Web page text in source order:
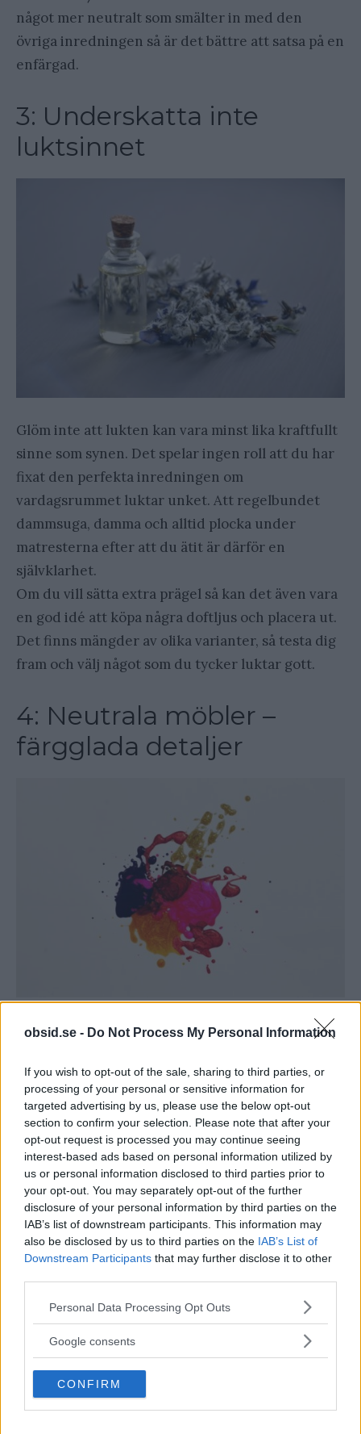
obsid.se - Do Not Process My Personal Information
If you wish to opt-out of the sale, sharing to third parties, or
processing of your personal or sensitive information for
targeted advertising by us, please use the below opt-out
section to confirm your selection. Please note that after your
opt-out request is processed you may continue seeing
interest-based ads based on personal information utilized by
us or personal information disclosed to third parties prior to
your opt-out. You may separately opt-out of the further
disclosure of your personal information by third parties on the
IAB’s list of downstream participants. This information may
also be disclosed by us to third parties on the IAB’s List of
Downstream Participants that may further disclose it to other
Please note that this website/app uses one or more Google
not limited to your visit or usage behaviour. You may click to
use your data for below specified purposes in below Google
consent section.
Personal Data Processing Opt Outs
Google consents
CONFIRM
något mer neutralt som smälter in med den
övriga inredningen så är det bättre att satsa på en
enfärgad.
3: Underskatta inte
luktsinnet
Glöm inte att lukten kan vara minst lika kraftfullt
sinne som synen. Det spelar ingen roll att du har
fixat den perfekta inredningen om
vardagsrummet luktar unket. Att regelbundet
dammsuga, damma och alltid plocka under
matresterna efter att du ätit är därför en
självklarhet.
Om du vill sätta extra prägel så kan det även vara
en god idé att köpa några doftljus och placera ut.
Det finns mängder av olika varianter, så testa dig
fram och välj något som du tycker luktar gott.
4: Neutrala möbler –
färgglada detaljer
Att välja rätt färger till vardagsrummet är en hel
finns det ett enkelt tips som du kan följa: välj
möbler i neutrala färger (soffa, bord, lampor osv.
och komplettera med färgstarka detaljer.
Detaljerna kan exempelvis vara en snygg tavla
eller en vas. Se bara till att inte överdriva – hellre
för lite än för mycket.
5: Keep it simple